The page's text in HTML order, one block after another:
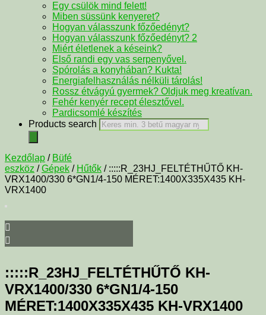
Egy csülök mind felett!
Miben süssünk kenyeret?
Hogyan válasszunk főzőedényt?
Hogyan válasszunk főzőedényt? 2
Miért életlenek a késeink?
Első randi egy vas serpenyővel.
Spórolás a konyhában? Kukta!
Energiafelhasználás nélküli tárolás!
Rossz étvágyú gyermek? Oldjuk meg kreatívan.
Fehér kenyér recept élesztővel.
Pardicsomlé készítés
Products search
Kezdőlap / Büfé
eszköz /Gépek / Hűtők / :::::R_23HJ_FELTÉTHŰTŐ KH-
VRX1400/330 6*GN1/4-150 MÉRET:1400X335X435 KH-
VRX1400
:::::R_23HJ_FELTÉTHŰTŐ KH-
VRX1400/330 6*GN1/4-150
MÉRET:1400X335X435 KH-VRX1400